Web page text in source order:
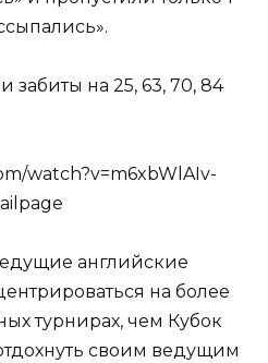
забиты на 25, 63, 70, 84
watch?v=m6xbWlAIv-
английские
на более
турнирах, чем Кубок
своим ведущим